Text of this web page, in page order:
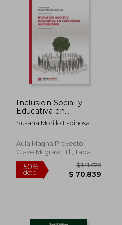
50%
dcto.
$ 116.105
Inclusion Social y
Educativa en
Colectivos
Vulnerables
Susana Morillo Espinosa
Aula Magna Proyecto
Clave Mcgraw Hill, Tapa
Blanda, Nuevo